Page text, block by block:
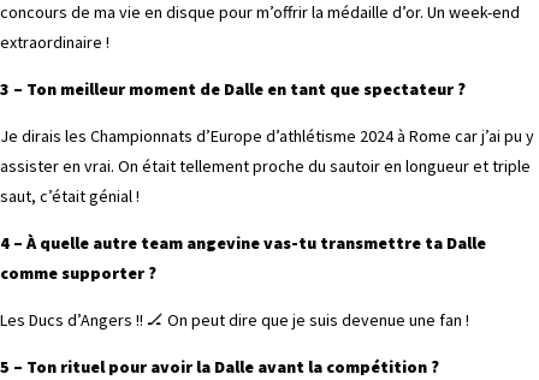
concours de ma vie en disque pour m’offrir la médaille d’or. Un week-end
extraordinaire !
3 – Ton meilleur moment de Dalle en tant que spectateur ?
Je dirais les Championnats d’Europe d’athlétisme 2024 à Rome car j’ai pu y
assister en vrai. On était tellement proche du sautoir en longueur et triple
saut, c’était génial !
4 – À quelle autre team angevine vas-tu transmettre ta Dalle
comme supporter ?
Les Ducs d’Angers !! 🏒 On peut dire que je suis devenue une fan !
5 – Ton rituel pour avoir la Dalle avant la compétition ?